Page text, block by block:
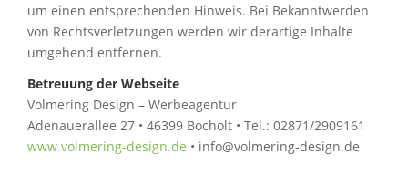
um einen entsprechenden Hinweis. Bei Bekanntwerden
von Rechtsverletzungen werden wir derartige Inhalte
umgehend entfernen.
Betreuung der Webseite
Volmering Design – Werbeagentur
Adenauerallee 27 • 46399 Bocholt • Tel.: 02871/2909161
www.volmering-design.de • info@volmering-design.de